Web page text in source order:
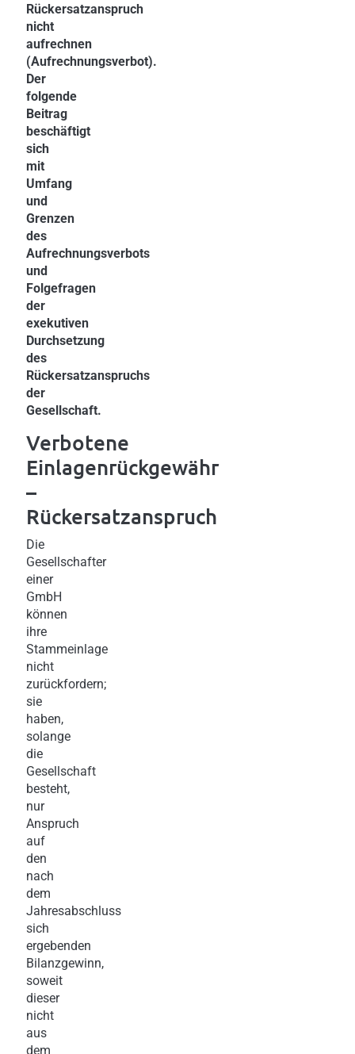
Rückersatzanspruch
nicht
aufrechnen
(Aufrechnungsverbot).
Der
folgende
Beitrag
beschäftigt
sich
mit
Umfang
und
Grenzen
des
Aufrechnungsverbots
und
Folgefragen
der
exekutiven
Durchsetzung
des
Rückersatzanspruchs
der
Gesellschaft.
Verbotene
Einlagenrückgewähr
–
Rückersatzanspruch
Die
Gesellschafter
einer
GmbH
können
ihre
Stammeinlage
nicht
zurückfordern;
sie
haben,
solange
die
Gesellschaft
besteht,
nur
Anspruch
auf
den
nach
dem
Jahresabschluss
sich
ergebenden
Bilanzgewinn,
soweit
dieser
nicht
aus
dem